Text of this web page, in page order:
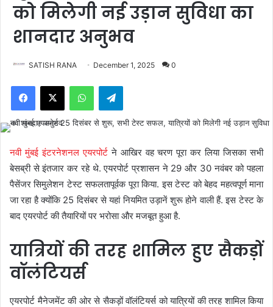
को मिलेगी नई उड़ान सुविधा का
शानदार अनुभव
SATISH RANA December 1, 2025 0
Facebook
X WhatsAppTelegram
नवी मुंबई इंटरनेशनल एयरपोर्टने आखिर वह चरण पूरा कर लिया जिसका सभी
बेसब्री से इंतजार कर रहे थे. एयरपोर्ट प्रशासन ने 29 और 30 नवंबर को पहला
पैसेंजर सिमुलेशन टेस्ट सफलतापूर्वक पूरा किया. इस टेस्ट को बेहद महत्वपूर्ण माना
जा रहा है क्योंकि 25 दिसंबर से यहां नियमित उड़ानें शुरू होने वाली हैं. इस टेस्ट के
बाद एयरपोर्ट की तैयारियों पर भरोसा और मजबूत हुआ है.
यात्रियों की तरह शामिल हुए सैकड़ों
वॉलंटियर्स
एयरपोर्ट मैनेजमेंट की ओर से सैकड़ों वॉलंटियर्स को यात्रियों की तरह शामिल किया